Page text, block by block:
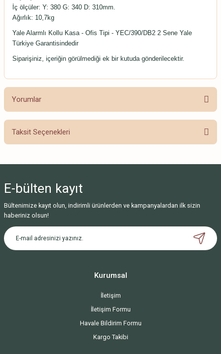
İç ölçüler: Y: 380 G: 340 D: 310mm.
Ağırlık: 10,7kg
Yale Alarmlı Kollu Kasa - Ofis Tipi - YEC/390/DB2 2 Sene Yale
Türkiye Garantisindedir
Siparişiniz, içeriğin görülmediği ek bir kutuda gönderilecektir.
Yorumlar
Bu ürüne ilk yorumu siz yapın!
Taksit Seçenekleri
E-bülten kayıt
Bültenimize kayıt olun, indirimli ürünlerden ve kampanyalardan ilk sizin
haberiniz olsun!
Kurumsal
İletişim
İletişim Formu
Havale Bildirim Formu
Kargo Takibi